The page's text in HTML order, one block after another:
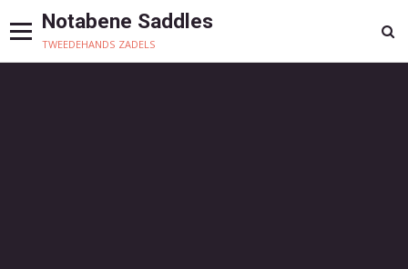
Notabene Saddles
tweedehands zadels